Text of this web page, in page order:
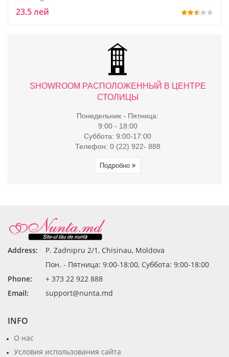
23.5 лей
SHOWROOM РАСПОЛОЖЕННЫЙ В ЦЕНТРЕ
СТОЛИЦЫ
Понедельник - Пятница:
9:00 - 18:00
Суббота: 9:00-17:00
Телефон: 0 (22) 922- 888
Подробно
Address:
P. Zadnipru 2/1, Chisinau, Moldova
Пон. - Пятница: 9:00-18:00, Суббота: 9:00-18:00
Phone:
+ 373 22 922 888
Email:
support@nunta.md
INFO
О нас
Условия использования сайта